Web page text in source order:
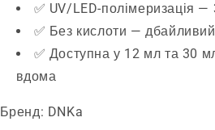
✅ UV/LED-полімеризація
✅ Без кислоти — дбайливий
✅ Доступна у 12 мл та 30
вдома
Бренд: DNKa